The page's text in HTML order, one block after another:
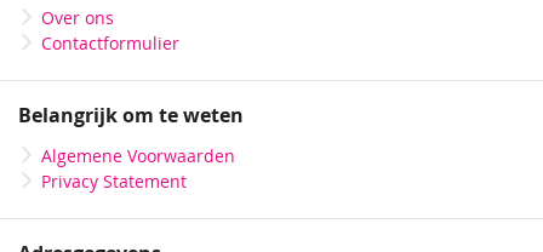
Over ons
Contactformulier
Belangrijk om te weten
Algemene Voorwaarden
Privacy Statement